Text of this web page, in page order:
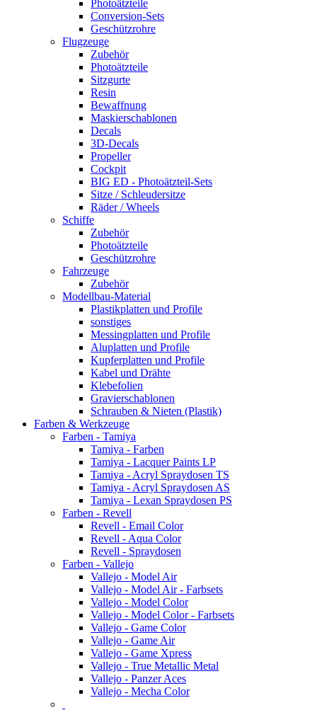
Photoätzteile
Conversion-Sets
Geschützrohre
Flugzeuge
Zubehör
Photoätzteile
Sitzgurte
Resin
Bewaffnung
Maskierschablonen
Decals
3D-Decals
Propeller
Cockpit
BIG ED - Photoätzteil-Sets
Sitze / Schleudersitze
Räder / Wheels
Schiffe
Zubehör
Photoätzteile
Geschützrohre
Fahrzeuge
Zubehör
Modellbau-Material
Plastikplatten und Profile
sonstiges
Messingplatten und Profile
Aluplatten und Profile
Kupferplatten und Profile
Kabel und Drähte
Klebefolien
Gravierschablonen
Schrauben & Nieten (Plastik)
Farben & Werkzeuge
Farben - Tamiya
Tamiya - Farben
Tamiya - Lacquer Paints LP
Tamiya - Acryl Spraydosen TS
Tamiya - Acryl Spraydosen AS
Tamiya - Lexan Spraydosen PS
Farben - Revell
Revell - Email Color
Revell - Aqua Color
Revell - Spraydosen
Farben - Vallejo
Vallejo - Model Air
Vallejo - Model Air - Farbsets
Vallejo - Model Color
Vallejo - Model Color - Farbsets
Vallejo - Game Color
Vallejo - Game Air
Vallejo - Game Xpress
Vallejo - True Metallic Metal
Vallejo - Panzer Aces
Vallejo - Mecha Color